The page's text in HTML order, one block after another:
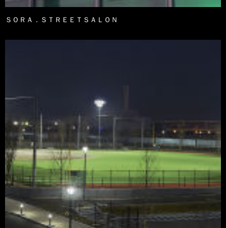
ＳＯＲＡ．ＳＴＲＥＥＴＳＡＬＯＮ